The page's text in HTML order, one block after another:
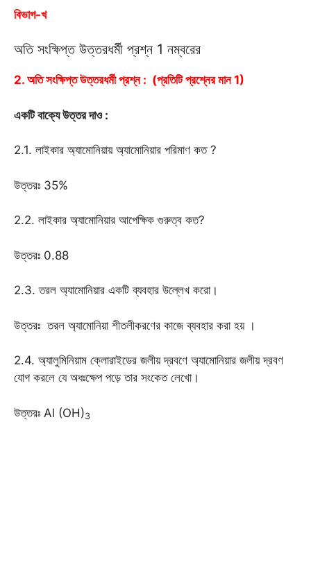
বিভাগ-খ
অতি সংক্ষিপ্ত উত্তরধর্মী প্রশ্ন 1 নম্বরের
2. অতি সংক্ষিপ্ত উত্তরধর্মী প্রশ্ন : (প্রতিটি প্রশ্নের মান 1)
একটি বাক্যে উত্তর দাও :
2.1. লাইকার অ্যামোনিয়ায় অ্যামোনিয়ার পরিমাণ কত ?
উত্তরঃ 35%
2.2. লাইকার অ্যামোনিয়ার আপেক্ষিক গুরুত্ব কত?
উত্তরঃ 0.88
2.3. তরল অ্যামোনিয়ার একটি ব্যবহার উল্লেখ করো।
উত্তরঃ তরল অ্যামোনিয়া শীতলীকরণের কাজে ব্যবহার করা হয় ।
2.4. অ্যালুমিনিয়াম ক্লোরাইডের জলীয় দ্রবণে অ্যামোনিয়ার জলীয় দ্রবণ
যোগ করলে যে অধঃক্ষেপ পড়ে তার সংকেত লেখো।
উত্তরঃ Al (OH)3